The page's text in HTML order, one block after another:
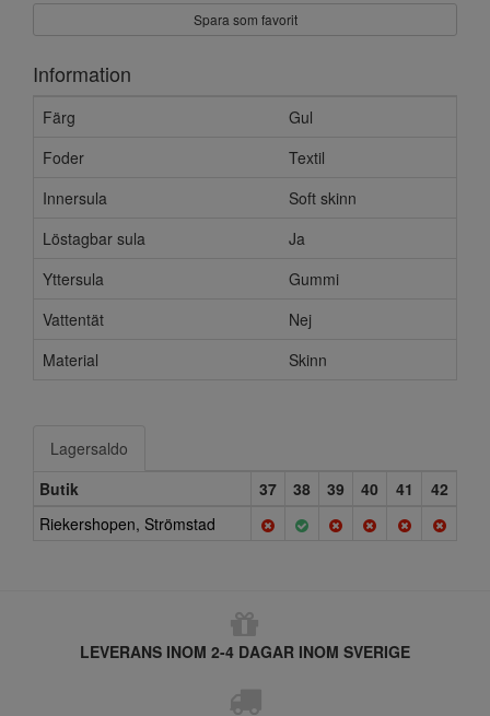
Spara som favorit
Information
Färg
Gul
Foder
Textil
Innersula
Soft skinn
Löstagbar sula
Ja
Yttersula
Gummi
Vattentät
Nej
Material
Skinn
Lagersaldo
Butik
37 38 39 40 41
42
Riekershopen, Strömstad
LEVERANS INOM 2-4 DAGAR INOM SVERIGE